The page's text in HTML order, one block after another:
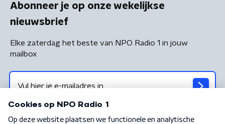
Abonneer je op onze wekelijkse
nieuwsbrief
Elke zaterdag het beste van NPO Radio 1 in jouw
mailbox